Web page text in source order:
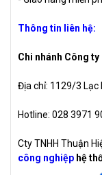
Thông tin liên hệ:
Chi nhánh Công
Địa chỉ: 1129/3 Lạc
Hotline: 028 3971
Cty TNHH Thuận
công nghiệp hệ